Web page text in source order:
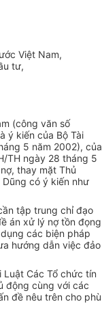
Việt Nam,
tư,
(công văn số
ý kiến của Bộ Tài
5 năm 2002), của
TH ngày 28 tháng 5
thay mặt Thủ
có ý kiến như
tập trung chỉ đạo
án xử lý nợ tồn đọng
các biện pháp
hướng dẫn việc đảo
Các Tổ chức tín
động cùng với các
đề nêu trên cho phù